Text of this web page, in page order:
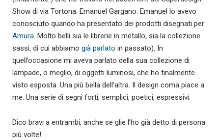
Show di via Tortona. Emanuel Gargano. Emanuel lo avevo
conosciuto quando ha presentato dei prodotti disegnati per
Amura. Molto belli sia le librerie in metallo, sia la collezione
sassi, di cui abbiamo già parlato in passato). In
quell’occasione mi aveva parlato della sua collezione di
lampade, o meglio, di oggetti luminosi, che ho finalmente
visto esposta. Una più bella dell’altra. Il design coma piace a
me. Una serie di segni forti, semplici, poetici, espressivi.
Dico bravi a entrambi, anche se glie l’ho già detto di persona
più volte!